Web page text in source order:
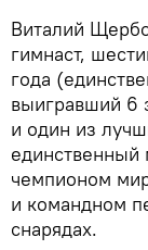
Виталий
гимнаст,
года
выигравший 6
и один из
единственный
чемпионом
и командном
снарядах.